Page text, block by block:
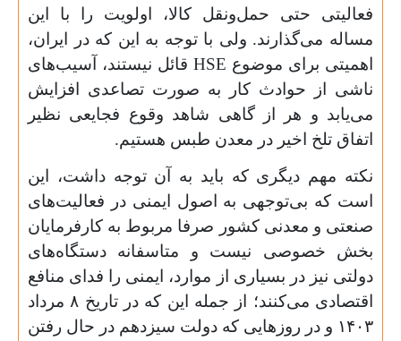
فعالیتی حتی حمل‌ونقل کالا، اولویت را با این
مساله می‌گذارند. ولی با توجه به این که در ایران،
اهمیتی برای موضوع HSE قائل نیستند، آسیب‌های
ناشی از حوادث کار به صورت تصاعدی افزایش
می‌یابد و هر از گاهی شاهد وقوع فجایعی نظیر
اتفاق تلخ اخیر در معدن طبس هستیم.
نکته مهم دیگری که باید به آن توجه داشت، این
است که بی‌توجهی به اصول ایمنی در فعالیت‌های
صنعتی و معدنی کشور صرفا مربوط به کارفرمایان
بخش خصوصی نیست و متاسفانه دستگاه‌های
دولتی نیز در بسیاری از موارد، ایمنی را فدای منافع
اقتصادی می‌کنند؛ از جمله این که در تاریخ ۸مرداد
۱۴۰۳ و در روزهایی که دولت سیزدهم در حال رفتن